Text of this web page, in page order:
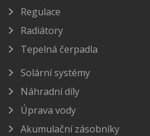
Regulace
Radiátory
Tepelná čerpadla
Solární systémy
Náhradní díly
Úprava vody
Akumulační zásobníky